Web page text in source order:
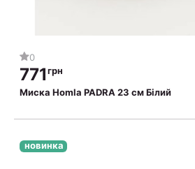
0
771грн
Миска Homla PADRA 23 см Білий
новинка